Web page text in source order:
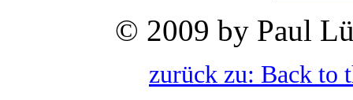
© 2009 by Paul
zurück zu: Back to